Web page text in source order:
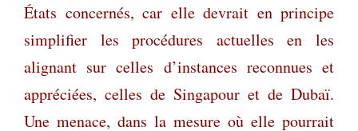
États concernés, car elle devrait en principe
simplifier les procédures actuelles en les
alignant sur celles d’instances reconnues et
appréciées, celles de Singapour et de Dubaï.
Une menace, dans la mesure où elle pourrait